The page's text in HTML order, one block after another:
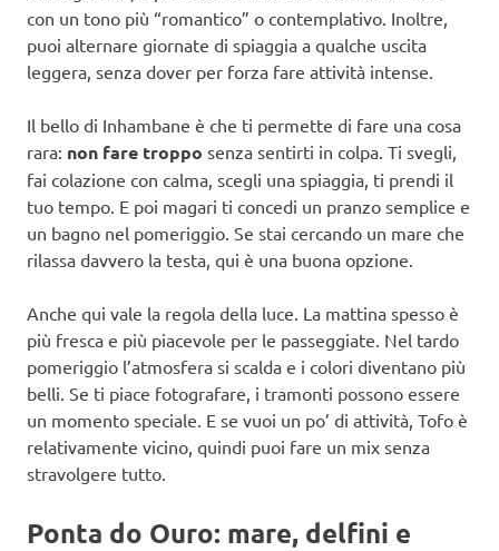
con un tono più “romantico” o contemplativo. Inoltre,
puoi alternare giornate di spiaggia a qualche uscita
leggera, senza dover per forza fare attività intense.
Il bello di Inhambane è che ti permette di fare una cosa
rara: non fare troppo senza sentirti in colpa. Ti svegli,
fai colazione con calma, scegli una spiaggia, ti prendi il
tuo tempo. E poi magari ti concedi un pranzo semplice e
un bagno nel pomeriggio. Se stai cercando un mare che
rilassa davvero la testa, qui è una buona opzione.
Anche qui vale la regola della luce. La mattina spesso è
più fresca e più piacevole per le passeggiate. Nel tardo
pomeriggio l’atmosfera si scalda e i colori diventano più
belli. Se ti piace fotografare, i tramonti possono essere
un momento speciale. E se vuoi un po’ di attività, Tofo è
relativamente vicino, quindi puoi fare un mix senza
stravolgere tutto.
Ponta do Ouro: mare, delfini e